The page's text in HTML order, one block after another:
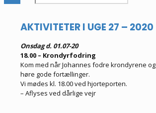
AKTIVITETER I UGE 27 – 2020
Onsdag d. 01.07-20
18.00 – Krondyrfodring
Kom med når Johannes fodre krondyrene og
høre gode fortællinger.
Vi mødes kl. 18.00 ved hjorteporten.
– Aflyses ved dårlige vejr